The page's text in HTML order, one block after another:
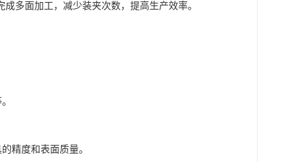
多面加工，减少装夹次数，提高生产效率。
精度和表面质量。